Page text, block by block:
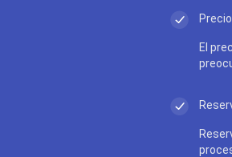
El